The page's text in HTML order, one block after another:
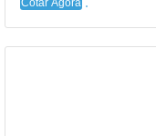
Cotar Agora